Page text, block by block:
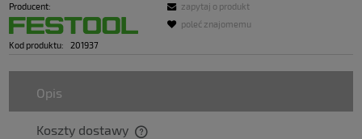
Producent:
Kod produktu: 201937
zapytaj o produkt
poleć znajomemu
Opis
Koszty dostawy